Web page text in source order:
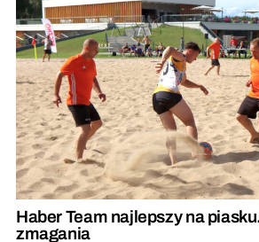
Haber Team najlepszy na
zmagania